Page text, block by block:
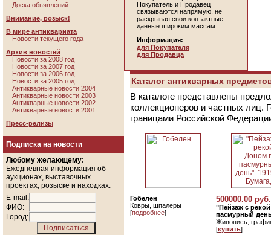
Доска обьявлений
Внимание, розыск!
В мире антиквариата
Новости текущего года
Архив новостей
Новости за 2008 год
Новости за 2007 год
Новости за 2006 год
Новости за 2005 год
Антикварные новости 2004
Антикварные новости 2003
Антикварные новости 2002
Антикварные новости 2001
Пресс-релизы
Подписка на новости
Любому желающему:
Ежедневная информация об
аукционах, выставочных
проектах, розыске и находках.
E-mail:
ФИО:
Город:
Покупатель и Продавец
связываются напрямую, не
раскрывая свои контактные
данные широким массам.
Информация:
для Покупателя
для Продавца
Каталог антикварных
В каталоге представлены
коллекционеров и частных лиц.
границами Российской
Гобелен
Ковры, шпалеры
[подробнее]
500000.00 руб.
"Пейзаж с
пасмурный
Живопись,
[купить]